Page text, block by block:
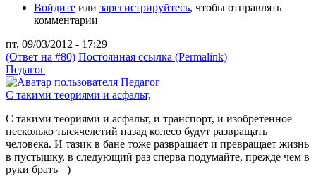
Войдите или зарегистрируйтесь, чтобы отправлять
комментарии
пт, 09/03/2012 - 17:29
(Ответ на #80) Постоянная ссылка (Permalink)
Педагог
С такими теориями и асфальт,
С такими теориями и асфальт, и транспорт, и изобретенное
несколько тысячелетий назад колесо будут развращать
человека. И тазик в бане тоже развращает и превращает жизнь
в пустышку, в следующий раз сперва подумайте, прежде чем в
руки брать =)